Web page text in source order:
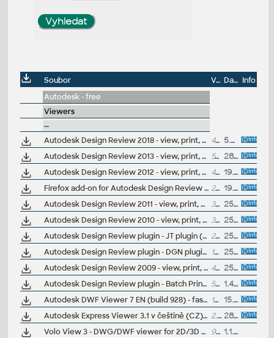
Soubor Velikost Datum Info
Autodesk - free
Viewers
--
Autodesk Design Review 2018 - view, print, measure and redline/markup 2D and 3D DWF and DWFx files, build 14.0.0.148; for Windows 7/8/10 (free) 421MB
5.4.2017
Autodesk Design Review 2013 - view, print, measure and redline/markup 2D and 3D DWF and DWFx files, build 13.0.0.82; for Windows XP/7/8 (free)
51MB
28.3.2012
Autodesk Design Review 2012 - view, print, measure and redline/markup 2D and 3D DWF and DWFx files, build 12.0.0.98; for Windows 7/Vista/XP (free)
47MB
19.7.2011
Firefox add-on for Autodesk Design Review (view DWF in Firefox/Mozilla browser)
296kB
19.11.2010
Autodesk Design Review 2011 - view, print, measure and redline/markup 2D and 3D DWF and DWFx files, build 11.0.0.86; for Windows 7/Vista/XP (free)
38MB
25.3.2010
Autodesk Design Review 2010 - view, print, measure and redline/markup 2D and 3D DWF and DWFx files, build 10.0.0.108; for Windows Vista/XP (free)
36MB
25.3.2009
Autodesk Design Review plugin - JT plugin (view UGS JT in ADR 2009-2013)
22.8MB
25.3.2009
Autodesk Design Review plugin - DGN plugin (view Microstation DGN in ADR 2009-2013)
10.7MB
25.3.2009
Autodesk Design Review 2009 - view, print, measure and redline/markup 2D and 3D DWF and DWFx files, build 9.0/96, for Windows Vista/XP/2000 (free)
42.9MB
25.3.2008
Autodesk Design Review plugin - Batch Print plugin (batch plot for ADR2008)
572kB
1.4.2007
Autodesk DWF Viewer 7 EN (build 928) - fast viewer for DWF files (incl. DWF 6, 3D DWF, multi-page, print to scale, merged lines, relative links, object properties, assembly tree, BOM, etc., for WinXP/2000 - to autoinstall visit www.cadstudio.cz/dwf)
14.9MB
15.6.2006
Autodesk Express Viewer 3.1 v češtině (CZ) - rychlý prohlížeč DWF (vč. DWF 6, tisk v měřítku, relativní hyperodkazy, atd.) --
2.32MB
28.8.2003
Volo View 3 - DWG/DWF viewer for 2D/3D CAD data (now free, old/obsolete - use Autodesk Design Review)
95MB
1.1.2008